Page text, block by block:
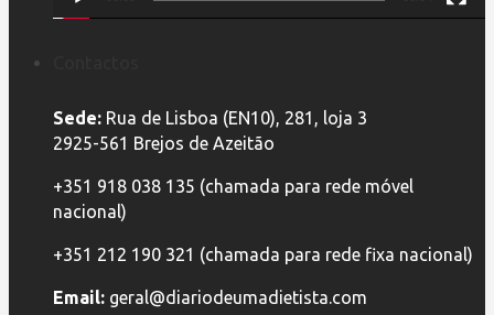
Sede: Rua de Lisboa (EN10), 281, loja 3
2925-561 Brejos de Azeitão
+351 918 038 135 (chamada para rede móvel
nacional)
+351 212 190 321 (chamada para rede fixa nacional)
Email: geral@diariodeumadietista.com